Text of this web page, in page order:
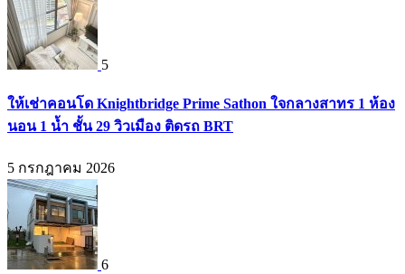
5
ให้เช่าคอนโด Knightbridge Prime Sathon ใจกลางสาทร 1 ห้อง
นอน 1 น้ำ ชั้น 29 วิวเมือง ติดรถ BRT
5 กรกฎาคม 2026
6